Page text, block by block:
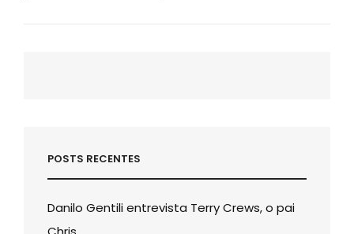
POSTS RECENTES
Danilo Gentili entrevista Terry Crews, o pai